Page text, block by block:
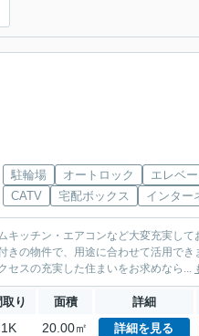
駐輪場 オートロック
エレベ
CATV
宅配ボックス インター
ッチン・エアコンなど大変充実して
の物件で、用途に合わせて活用でき
セスの充実した住まいをお求めなら...
取り 面積 詳細
1K 20.00㎡ 詳細を見る